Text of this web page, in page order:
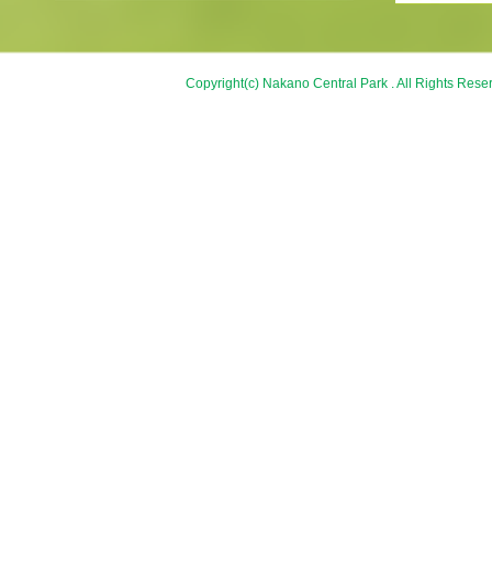
Copyright(c) Nakano Central Park . All Rights